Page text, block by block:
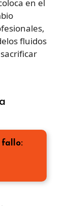
en el
fluidos
fallo: